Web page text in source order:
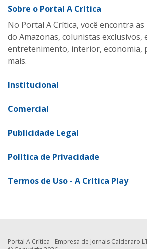
Sobre o Portal A Crítica
No Portal A Crítica, você encontra
do Amazonas, colunistas exclusivos,
entretenimento, interior, economia,
mais.
Institucional
Comercial
Publicidade Legal
Política de Privacidade
Termos de Uso - A Crítica Play
Portal A Crítica - Empresa de Jornais Calderaro